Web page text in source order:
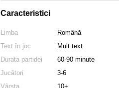
Caracteristici
Limba
Română
Text în joc
Mult text
Durata partidei
60-90 minute
Jucători
3-6
Vârsta
10+